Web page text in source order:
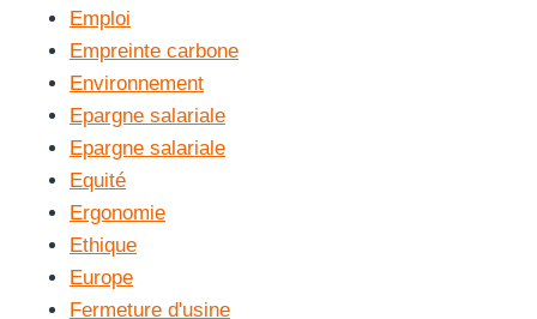
Emploi
Empreinte carbone
Environnement
Epargne salariale
Epargne salariale
Equité
Ergonomie
Ethique
Europe
Fermeture d'usine